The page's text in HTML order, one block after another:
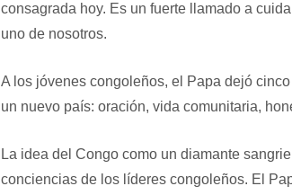
consagrada hoy. Es un fuerte llamado a
uno de nosotros.
A los jóvenes congoleños, el Papa dejó
un nuevo país: oración, vida comunitaria,
La idea del Congo como un diamante
conciencias de los líderes congoleños. El